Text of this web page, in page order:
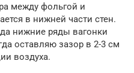
между фольгой и
в нижней части стен.
нижние ряды вагонки
оставляю зазор в 2-3 см
воздуха.